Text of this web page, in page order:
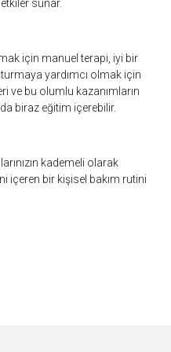
sunar.
için manuel terapi, iyi bir
yardımcı olmak için
ve bu olumlu kazanımların
biraz eğitim içerebilir.
kademeli olarak
içeren bir kişisel bakım rutini